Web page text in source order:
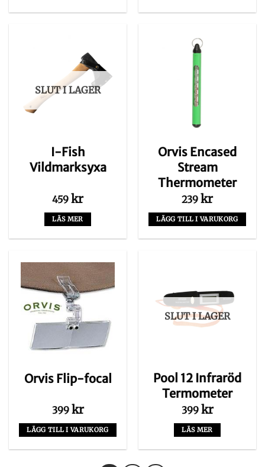
SLUT I LAGER
I-Fish
Vildmarksyxa
459 kr
LÄS MER
Orvis Encased
Stream
Thermometer
239 kr
LÄGG TILL I VARUKORG
Orvis Flip-focal
399 kr
LÄGG TILL I VARUKORG
SLUT I LAGER
Pool 12 Infraröd
Termometer
399 kr
LÄS MER